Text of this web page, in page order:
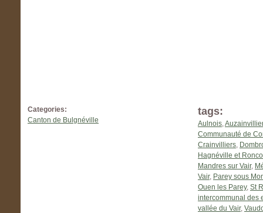
Categories:
Canton de Bulgnéville
tags:
Aulnois,
Communauté de
Crainvilliers,
Hagnéville et
Mandres sur Vair,
Vair, Parey sous
Ouen les Parey, St
intercommunal des
vallée du Vair,